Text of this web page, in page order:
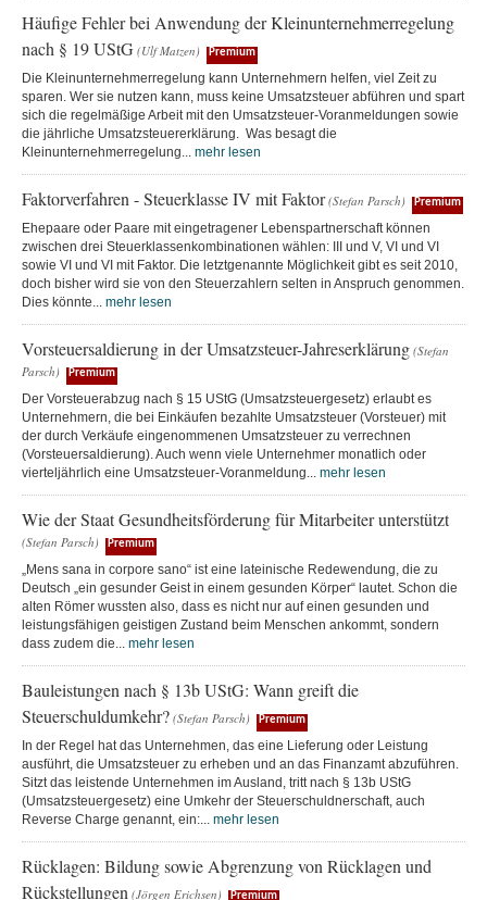
Häufige Fehler bei Anwendung der Kleinunternehmerregelung
nach § 19 UStG (Ulf Matzen) Premium
Die Kleinunternehmerregelung kann Unternehmern helfen, viel Zeit zu
sparen. Wer sie nutzen kann, muss keine Umsatzsteuer abführen und spart
sich die regelmäßige Arbeit mit den Umsatzsteuer-Voranmeldungen sowie
die jährliche Umsatzsteuererklärung. Was besagt die
Kleinunternehmerregelung... mehr lesen
Faktorverfahren - Steuerklasse IV mit Faktor (Stefan Parsch) Premium
Ehepaare oder Paare mit eingetragener Lebenspartnerschaft können
zwischen drei Steuerklassenkombinationen wählen: III und V, VI und VI
sowie VI und VI mit Faktor. Die letztgenannte Möglichkeit gibt es seit 2010,
doch bisher wird sie von den Steuerzahlern selten in Anspruch genommen.
Dies könnte... mehr lesen
Vorsteuersaldierung in der Umsatzsteuer-Jahreserklärung (Stefan
Parsch)
Premium
Der Vorsteuerabzug nach § 15 UStG (Umsatzsteuergesetz) erlaubt es
Unternehmern, die bei Einkäufen bezahlte Umsatzsteuer (Vorsteuer) mit
der durch Verkäufe eingenommenen Umsatzsteuer zu verrechnen
(Vorsteuersaldierung). Auch wenn viele Unternehmer monatlich oder
vierteljährlich eine Umsatzsteuer-Voranmeldung... mehr lesen
Wie der Staat Gesundheitsförderung für Mitarbeiter unterstützt
(Stefan Parsch) Premium
„Mens sana in corpore sano“ ist eine lateinische Redewendung, die zu
Deutsch „ein gesunder Geist in einem gesunden Körper“ lautet. Schon die
alten Römer wussten also, dass es nicht nur auf einen gesunden und
leistungsfähigen geistigen Zustand beim Menschen ankommt, sondern
dass zudem die... mehr lesen
Bauleistungen nach § 13b UStG: Wann greift die
Steuerschuldumkehr? (Stefan Parsch) Premium
In der Regel hat das Unternehmen, das eine Lieferung oder Leistung
ausführt, die Umsatzsteuer zu erheben und an das Finanzamt abzuführen.
Sitzt das leistende Unternehmen im Ausland, tritt nach § 13b UStG
(Umsatzsteuergesetz) eine Umkehr der Steuerschuldnerschaft, auch
Reverse Charge genannt, ein:... mehr lesen
Rücklagen: Bildung sowie Abgrenzung von Rücklagen und
Rückstellungen (Jörgen Erichsen) Premium